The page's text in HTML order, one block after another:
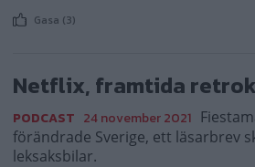
Gasa (3)
Netflix, framtida
PODCAST 24 november 2021
förändrade Sverige, ett läsarbrev
leksaksbilar.